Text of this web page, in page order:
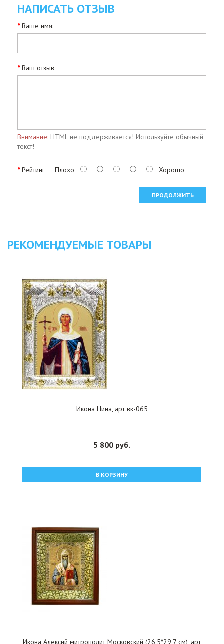
НАПИСАТЬ ОТЗЫВ
Ваше имя:
Ваш отзыв
Внимание: HTML не поддерживается! Используйте обычный
текст!
Рейтинг Плохо Хорошо
ПРОДОЛЖИТЬ
РЕКОМЕНДУЕМЫЕ ТОВАРЫ
Икона Нина, арт вк-065
5 800 руб.
В КОРЗИНУ
Икона Алексий митрополит Московский (26,5*29,7 см), арт